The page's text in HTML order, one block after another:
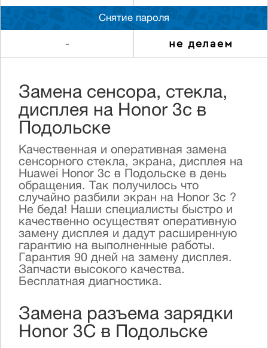
Снятие пароля
- не делаем
Замена сенсора, стекла,
дисплея на Honor 3c в
Подольске
Качественная и оперативная замена
сенсорного стекла, экрана, дисплея на
Huawei Honor 3c в Подольске в день
обращения. Так получилось что
случайно разбили экран на Honor 3c ?
Не беда! Наши специалисты быстро и
качественно осуществят оперативную
замену дисплея и дадут расширенную
гарантию на выполненные работы.
Гарантия 90 дней на замену дисплея.
Запчасти высокого качества.
Бесплатная диагностика.
Замена разъема зарядки
Honor 3C в Подольске